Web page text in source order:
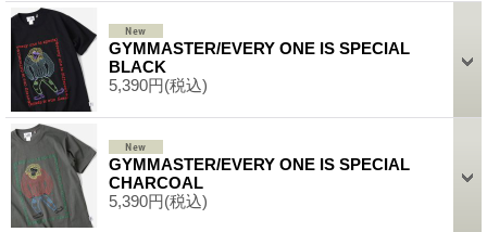
GYMMASTER/EVERY ONE IS SPECIAL
BLACK
5,390円(税込)
GYMMASTER/EVERY ONE IS SPECIAL
CHARCOAL
5,390円(税込)